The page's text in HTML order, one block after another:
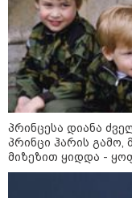
კატეგორიის
პრინცესა დიანა
პრინცი ჰარის
მიზეზით ყიდდა -
საკუთარ წიგნში